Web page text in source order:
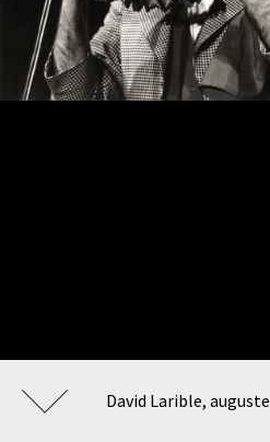
David Larible, auguste